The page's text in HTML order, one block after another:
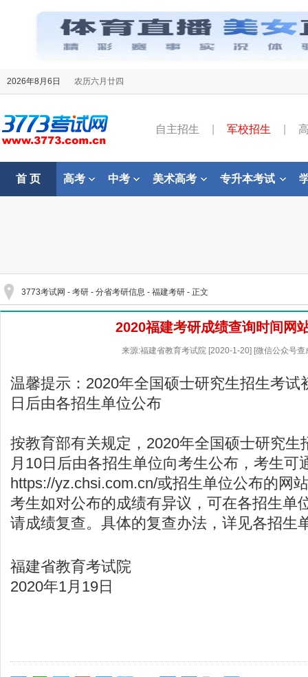
2026年8月6日 农历六月廿四
自主招生 军校招生
首 页 高考 中考 美术高考 专升本考试
3773考试网 - 考研 - 分省考研信息 - 福建考研 - 正文
2020福建考研成绩查询时间网
来源:福建省教育考试院 [2020-1-20] [微信公众号查
温馨提示：2020年全国硕士研究生招生考试
日后由各招生单位公布
按教育部有关规定，2020年全国硕士研究生
月10日后由各招生单位向考生公布，考生可
https://yz.chsi.com.cn/或招生单位公布的网
考生如对公布的成绩有异议，可在各招生单
请成绩复查。具体的复查办法，详见各招生
福建省教育考试院
2020年1月19日